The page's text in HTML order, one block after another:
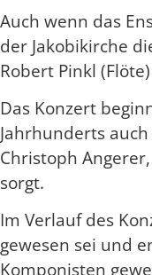
Auch wenn das
der Jakobikirche
Robert Pinkl
Das Konzert
Jahrhunderts
Christoph
sorgt.
Im Verlauf des
gewesen sei und
Komponisten